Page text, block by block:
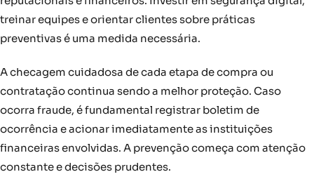
treinar equipes e orientar clientes sobre práticas
preventivas é uma medida necessária.
A checagem cuidadosa de cada etapa de compra ou
contratação continua sendo a melhor proteção. Caso
ocorra fraude, é fundamental registrar boletim de
ocorrência e acionar imediatamente as instituições
financeiras envolvidas. A prevenção começa com atenção
constante e decisões prudentes.